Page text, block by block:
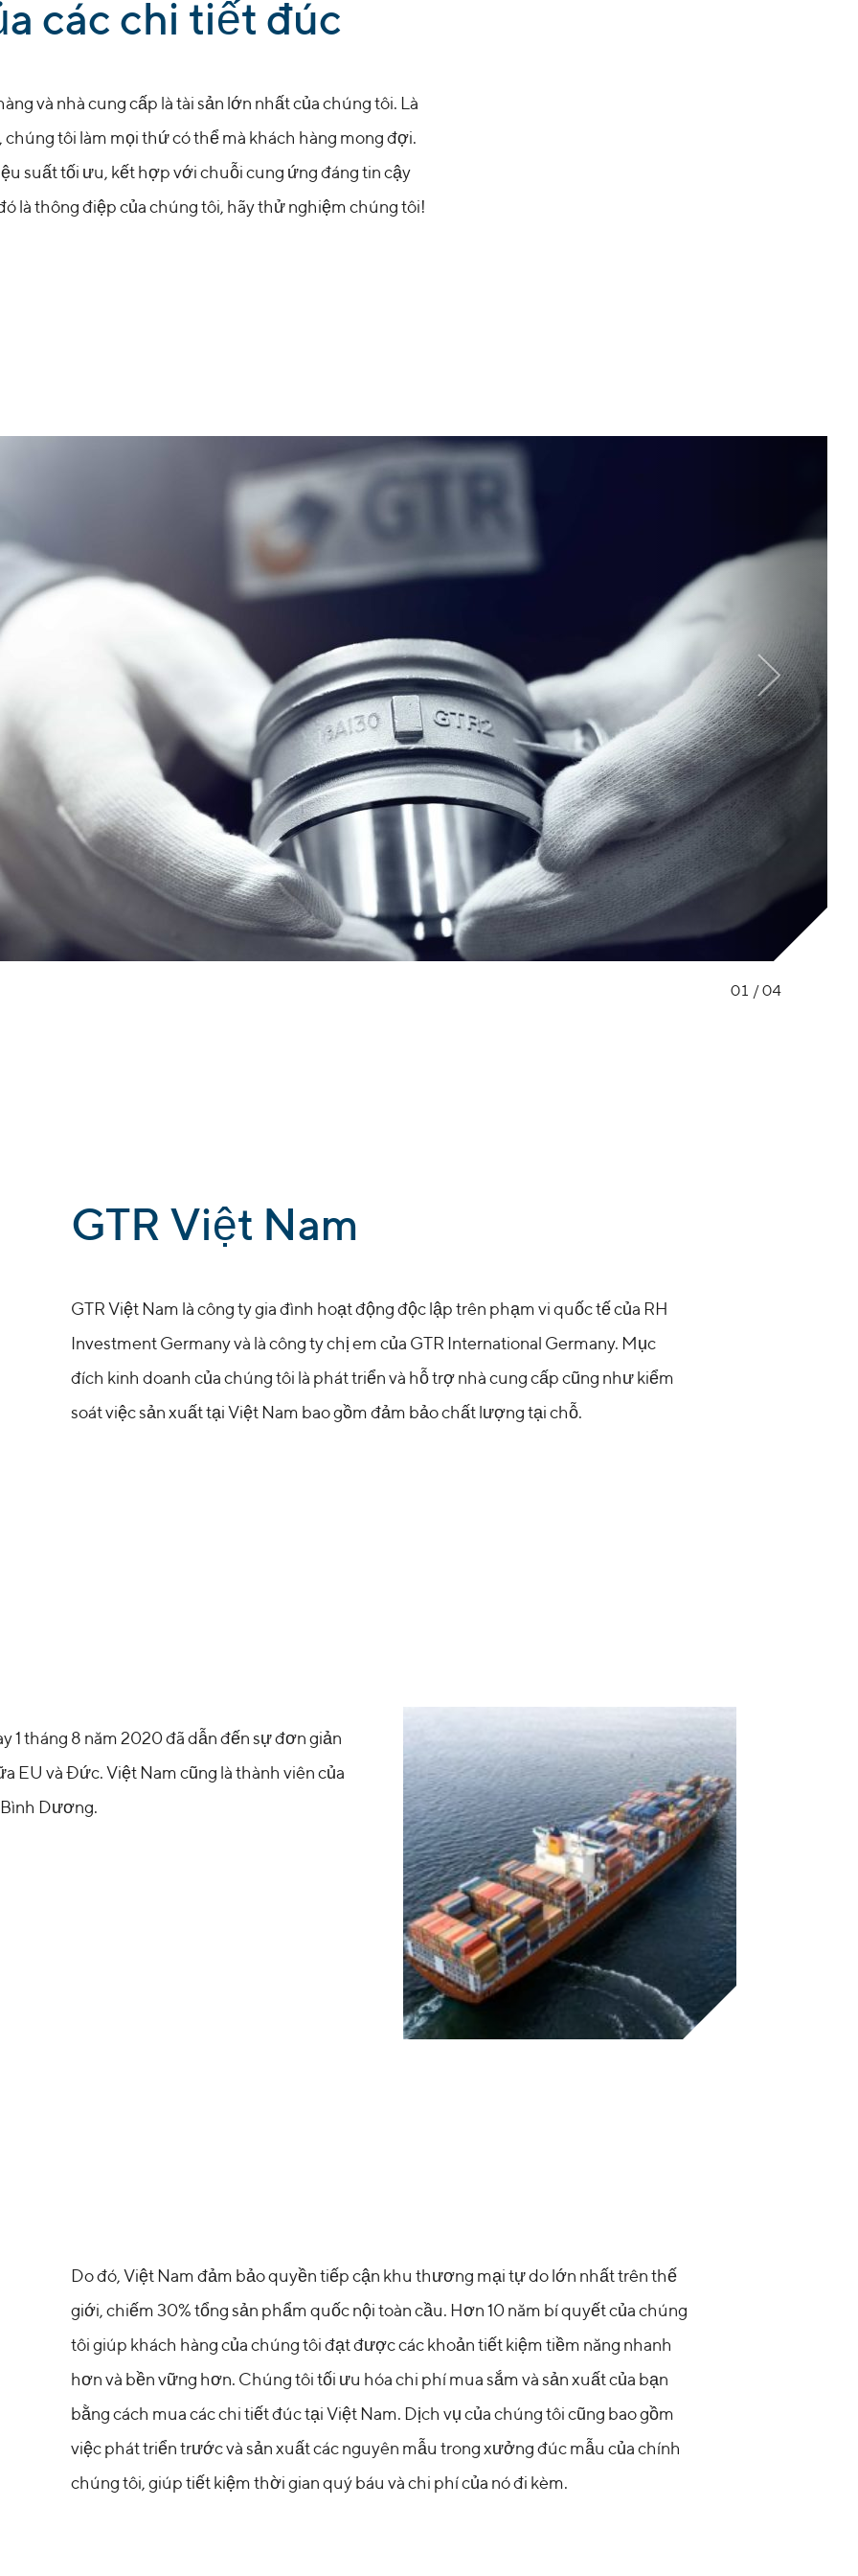
các chi tiết đúc
và nhà cung cấp là tài sản lớn nhất của chúng tôi. Là
tôi làm mọi thứ có thể mà khách hàng mong đợi.
suất tối ưu, kết hợp với chuỗi cung ứng đáng tin cậy
là thông điệp của chúng tôi, hãy thử nghiệm chúng tôi!
01 / 04
GTR Việt Nam
GTR Việt Nam là công ty gia đình hoạt động độc lập trên phạm vi quốc tế của RH
Investment Germany và là công ty chị em của GTR International Germany. Mục
đích kinh doanh của chúng tôi là phát triển và hỗ trợ nhà cung cấp cũng như kiểm
soát việc sản xuất tại Việt Nam bao gồm đảm bảo chất lượng tại chỗ.
1 tháng 8 năm 2020 đã dẫn đến sự đơn giản
EU và Đức. Việt Nam cũng là thành viên của
Dương.
Do đó, Việt Nam đảm bảo quyền tiếp cận khu thương mại tự do lớn nhất trên thế
giới, chiếm 30% tổng sản phẩm quốc nội toàn cầu. Hơn 10 năm bí quyết của chúng
tôi giúp khách hàng của chúng tôi đạt được các khoản tiết kiệm tiềm năng nhanh
hơn và bền vững hơn. Chúng tôi tối ưu hóa chi phí mua sắm và sản xuất của bạn
bằng cách mua các chi tiết đúc tại Việt Nam. Dịch vụ của chúng tôi cũng bao gồm
việc phát triển trước và sản xuất các nguyên mẫu trong xưởng đúc mẫu của chính
chúng tôi, giúp tiết kiệm thời gian quý báu và chi phí của nó đi kèm.